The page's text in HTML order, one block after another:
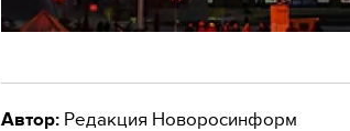
Автор: Редакция Новоросинформ